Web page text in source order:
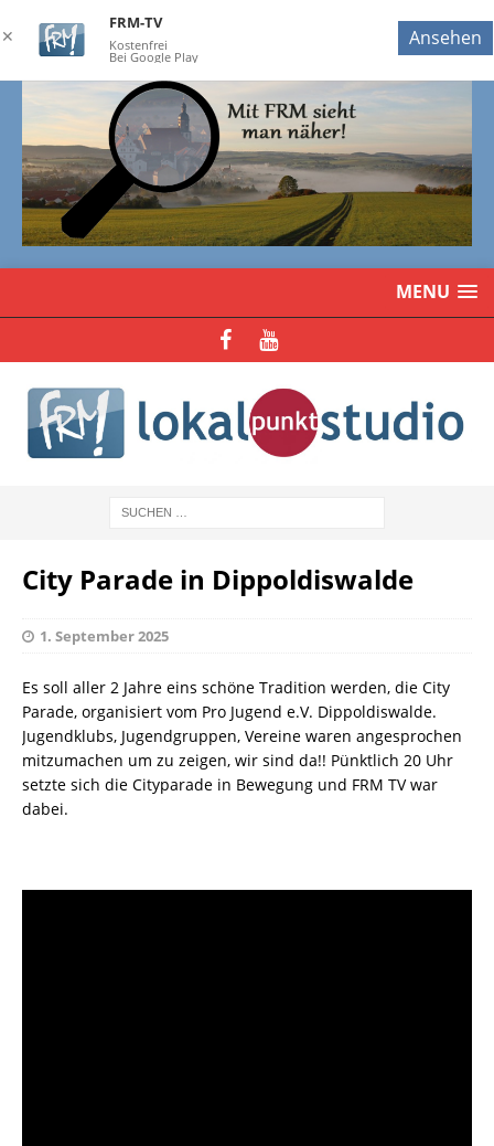
MENU
City Parade in Dippoldiswalde
1. September 2025
Es soll aller 2 Jahre eins schöne Tradition werden, die City
Parade, organisiert vom Pro Jugend e.V. Dippoldiswalde.
Jugendklubs, Jugendgruppen, Vereine waren angesprochen
mitzumachen um zu zeigen, wir sind da!! Pünktlich 20 Uhr
setzte sich die Cityparade in Bewegung und FRM TV war
dabei.
✕
FRM-TV
Kostenfrei
Bei Google Play
Ansehen